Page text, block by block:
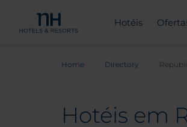
Hotéis
Home Directory
Hotéis em